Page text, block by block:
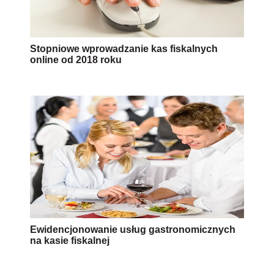
Stopniowe wprowadzanie kas fiskalnych
online od 2018 roku
Ewidencjonowanie usług gastronomicznych
na kasie fiskalnej